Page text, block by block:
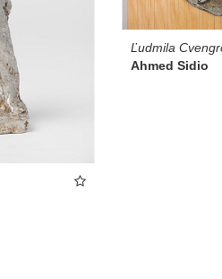
Ľudmila
Ahmed Sidio